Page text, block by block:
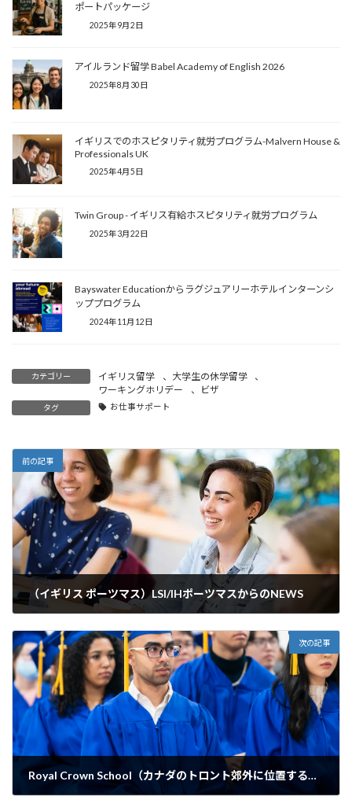
ポートパッケージ
2025年9月2日
アイルランド留学 Babel Academy of English 2026
2025年8月30日
イギリスでのホスピタリティ就労プログラム-Malvern House &
Professionals UK
2025年4月5日
Twin Group - イギリス有給ホスピタリティ就労プログラム
2025年3月22日
Bayswater Educationからラグジュアリーホテルインターンシ
ッププログラム
2024年11月12日
カテゴリー イギリス留学 、 大学生の休学留学
、
ワーキングホリデー
、 ビザ
タグ お仕事サポート
前の記事
（イギリス ポーツマス）LSI/IHポーツマスからのNEWS
次の記事
Royal Crown School（カナダのトロント郊外に位置する私立の中高一貫校）のご案内